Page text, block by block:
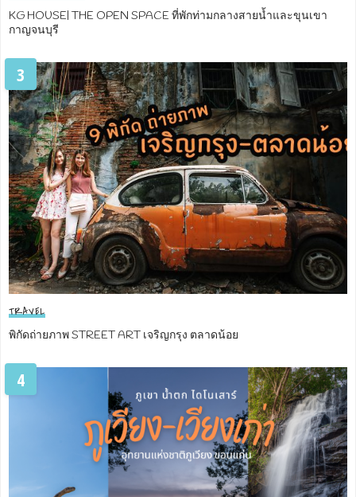
KG HOUSE| THE OPEN SPACE ที่พักท่ามกลางสายน้ำและขุนเขา
กาญจนบุรี
3
TRAVEL
พิกัดถ่ายภาพ STREET ART เจริญกรุง ตลาดน้อย
4